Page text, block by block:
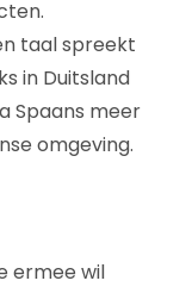
taal spreekt
in Duitsland
Spaans meer
omgeving.
ermee wil